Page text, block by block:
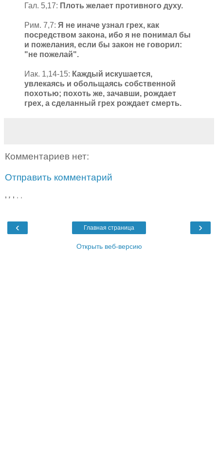
Гал. 5,17: Плоть желает противного духу.
Рим. 7,7: Я не иначе узнал грех, как
посредством закона, ибо я не понимал бы
и пожелания, если бы закон не говорил:
"не пожелай".
Иак. 1,14-15: Каждый искушается,
увлекаясь и обольщаясь собственной
похотью; похоть же, зачавши, рождает
грех, а сделанный грех рождает смерть.
Комментариев нет:
Отправить комментарий
, , ,
‹ ›
Главная страница
Открыть веб-версию